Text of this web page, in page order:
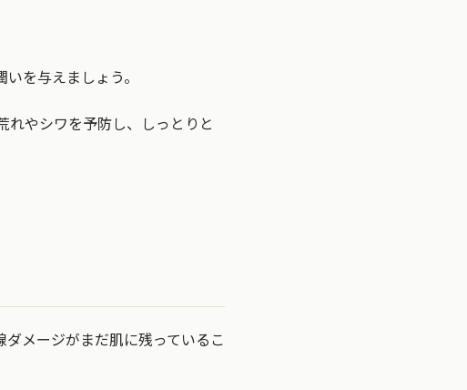
を与えましょう。
やシワを予防し、しっとりと
メージがまだ肌に残っているこ